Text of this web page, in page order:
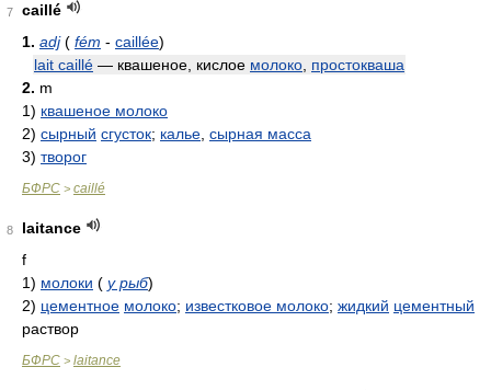
7
caillé
1. adj( fém - caillée)
lait caillé — квашеное, кислое молоко простокваша
2. m
1) квашеное молоко
2) сырный сгусток; калье сырная масса
3) творог
БФРС > caillé
8
laitance
f
1) молоки ( у рыб)
2) цементное молоко; известковое молоко; жидкий цементный
раствор
БФРС > laitance